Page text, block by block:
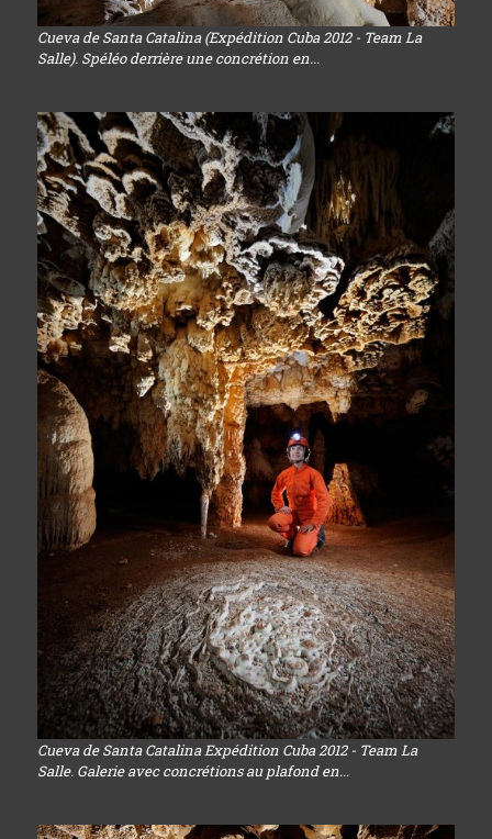
Cueva de Santa Catalina (Expédition Cuba 2012 - Team La
Salle). Spéléo derrière une concrétion en...
Cueva de Santa Catalina Expédition Cuba 2012 - Team La
Salle. Galerie avec concrétions au plafond en...